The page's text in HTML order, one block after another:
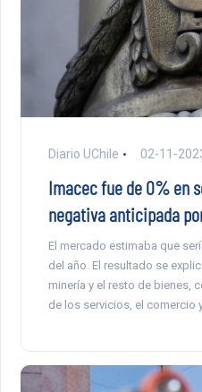
Diario UChile 02-11-
Imacec fue de 0% en
negativa anticipada
El mercado estimaba que
del año. El resultado se
minería y el resto de bienes,
de los servicios, el comercio